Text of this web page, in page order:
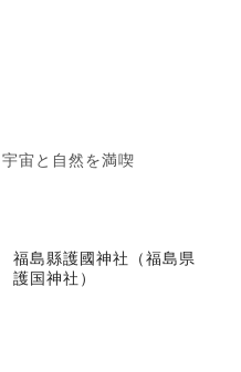
宇宙と自然を満喫
福島縣護國神社（福島県
護国神社）